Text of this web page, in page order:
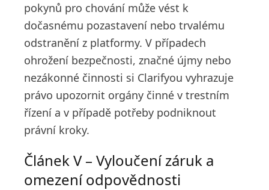
pokynů pro chování může vést k
dočasnému pozastavení nebo trvalému
odstranění z platformy. V případech
ohrožení bezpečnosti, značné újmy nebo
nezákonné činnosti si Clarifyou vyhrazuje
právo upozornit orgány činné v trestním
řízení a v případě potřeby podniknout
právní kroky.
Článek V – Vyloučení záruk a
omezení odpovědnosti